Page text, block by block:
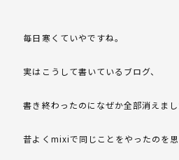
毎日寒くていやですね。
実はこうして書いているブログ、
書き終わったのになぜか全部消えまし
昔よくmixiで同じことをやったのを思